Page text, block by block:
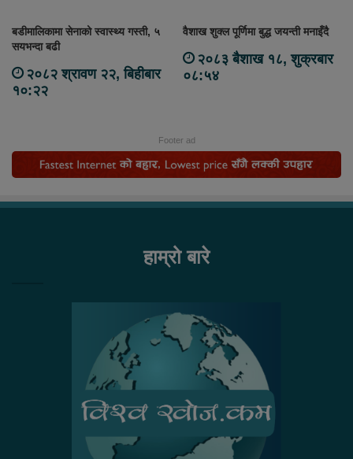
बडीमालिकामा सेनाको स्वास्थ्य गस्ती, ५
सयभन्दा बढी
२०८२ श्रावण २२, बिहीबार
१०:२२
वैशाख शुक्ल पूर्णिमा बुद्ध जयन्ती मनाइँदै
२०८३ बैशाख १८, शुक्रबार
०८:५४
Footer ad
हाम्रो बारे